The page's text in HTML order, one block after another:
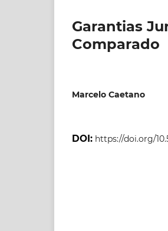
Garantias
Comparado
Marcelo Caetano
DOI: https://doi.org/